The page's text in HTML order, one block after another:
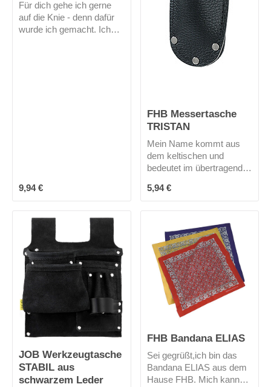
Für dich gehe ich gerne
auf die Knie - denn dafür
wurde ich gemacht. Ich
Regulärer Preis:
9,94 €
FHB Messertasche
TRISTAN
Mein Name kommt aus
dem keltischen und
bedeutet im übertragenden
waffentragende Mann" -
ihr könnt bei mir sorglos
Mich gibt es nur in
schwarz.
Regulärer Preis:
5,94 €
JOB Werkzeugtasche
STABIL aus
schwarzem Leder
FHB Bandana ELIAS
Sei gegrüßt,ich bin das
Bandana ELIAS aus dem
Hause FHB. Mich kannst